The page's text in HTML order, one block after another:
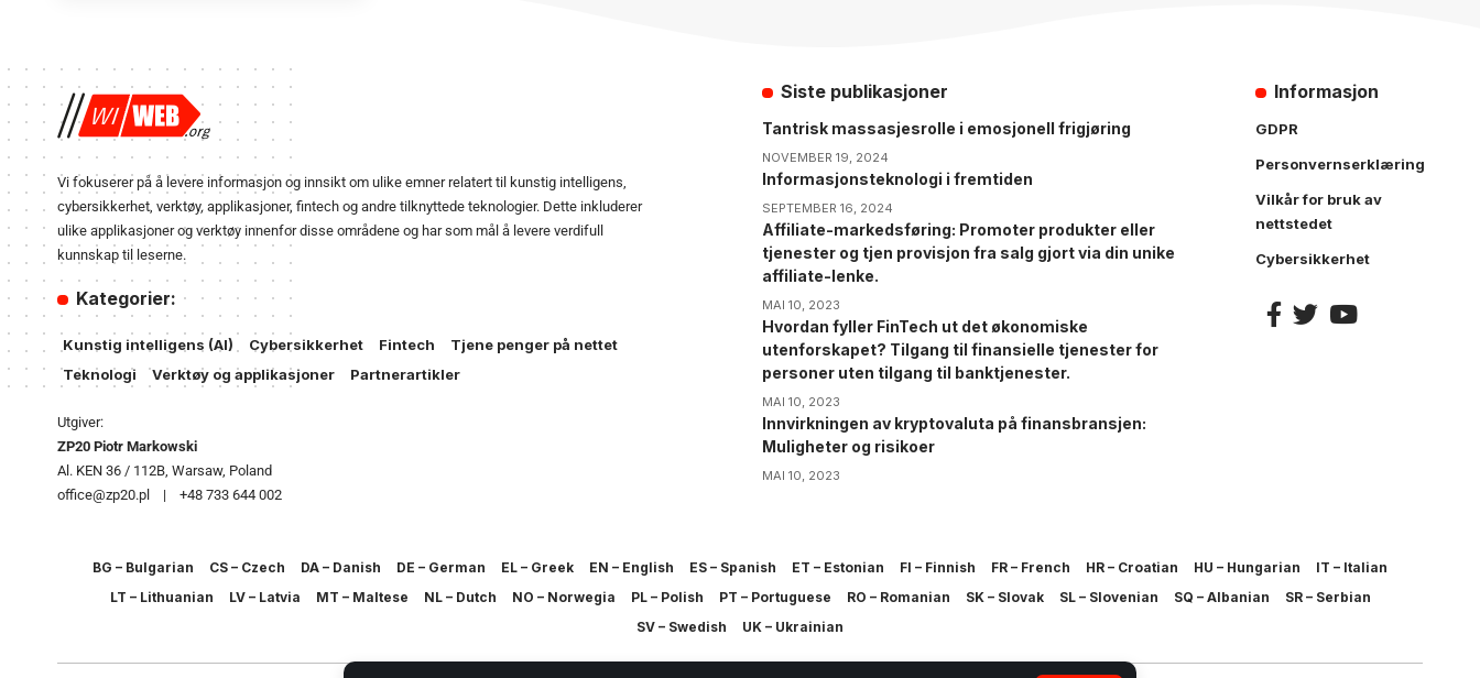
Vi fokuserer på å levere informasjon og innsikt om ulike emner relatert til kunstig intelligens,
cybersikkerhet, verktøy, applikasjoner, fintech og andre tilknyttede teknologier. Dette inkluderer
ulike applikasjoner og verktøy innenfor disse områdene og har som mål å levere verdifull
kunnskap til leserne.
Kategorier:
Kunstig intelligens (AI) Cybersikkerhet Fintech
Tjene penger på nettet
Teknologi
Verktøy og applikasjoner Partnerartikler
Utgiver:
ZP20 Piotr Markowski
Al. KEN 36 / 112B, Warsaw, Poland
office@zp20.pl | +48 733 644 002
Siste publikasjoner
Tantrisk massasjesrolle i emosjonell frigjøring
NOVEMBER 19, 2024
Informasjonsteknologi i fremtiden
SEPTEMBER 16, 2024
Affiliate-markedsføring: Promoter produkter eller
tjenester og tjen provisjon fra salg gjort via din unike
affiliate-lenke.
MAI 10, 2023
Hvordan fyller FinTech ut det økonomiske
utenforskapet? Tilgang til finansielle tjenester for
personer uten tilgang til banktjenester.
MAI 10, 2023
Innvirkningen av kryptovaluta på finansbransjen:
Muligheter og risikoer
MAI 10, 2023
Informasjon
GDPR
Personvernserklæring
Vilkår for bruk av
nettstedet
Cybersikkerhet
BG – Bulgarian CS – Czech DA – Danish DE – German EL – Greek EN – English ES – Spanish ET – Estonian FI – Finnish FR – French HR – Croatian HU – Hungarian
IT – Italian
LT – Lithuanian
LV – Latvia MT – Maltese NL – Dutch NO – Norwegia PL – Polish PT – Portuguese RO – Romanian SK – Slovak SL – Slovenian SQ – Albanian
SR – Serbian
SV – Swedish
UK – Ukrainian